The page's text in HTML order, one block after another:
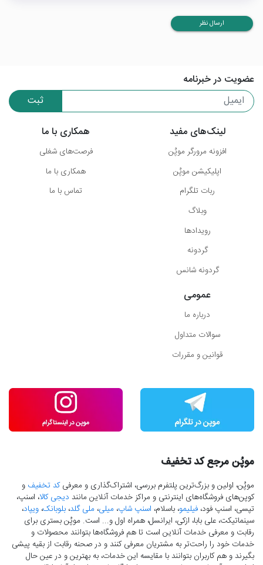
ارسال نظر
عضویت در خبرنامه
ثبت
لینک‌های مفید
افزونه مرورگر موپُن
اپلیکیشن موپُن
ربات تلگرام
وبلاگ
رویدادها
گردونه
گردونه شانس
همکاری با ما
فرصت‌های شغلی
همکاری با ما
تماس با ما
عمومی
درباره ما
سوالات متداول
قوانین و مقررات
موپُن مرجع کد تخفیف
موپُن، اولین و بزرگ‌ترین پلتفرم بررسی، اشتراک‌گذاری و معرفیکد تخفیف و
کوپن‌های فروشگاه‌های اینترنتی و مراکز خدمات آنلاین مانند دیجی کالا، اسنپ،
تپسی، اسنپ فود، فیلیمو، باسلام، اسنپ شاپ، میلی، ملی گلد، بلوبانک، ویپاد،
سینماتیکت، علی بابا، ازکی، ایرانسل، همراه اول و... است. موپُن بستری برای
رقابت و معرفی خدمات آنلاین است تا هم فروشگاه‌ها بتوانند محصولات و
خدمات خود را راحت‌تر به مشتریان معرفی کنند و در صحنه رقابت از بقیه پیشی
بگیرند و هم کاربران بتوانند با مقایسه این خدمات، به بهترین و در عین حال